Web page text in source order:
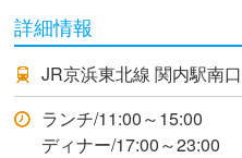
詳細情報
JR京浜東北線 関内駅南
ランチ/11:00～15:00
ディナー/17:00～23:00